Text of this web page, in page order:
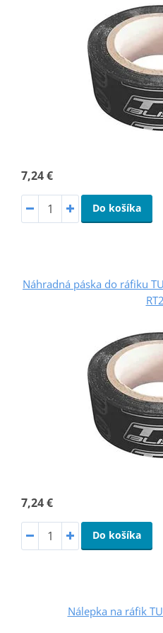
7,24 €
Do košíka
Náhradná páska do ráfiku
7,24 €
Do košíka
Nálepka na ráfik